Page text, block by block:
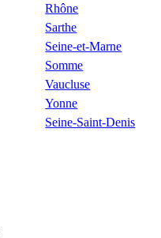
Rhône
Sarthe
Seine-et-Marne
Somme
Vaucluse
Yonne
Seine-Saint-Denis